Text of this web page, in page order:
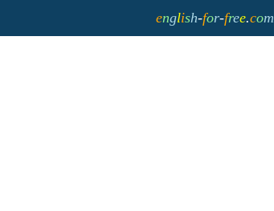
english-for-free.com